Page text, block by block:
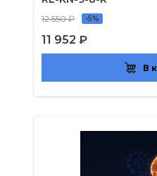
12 550 ₽ -5%
11 952 ₽
В